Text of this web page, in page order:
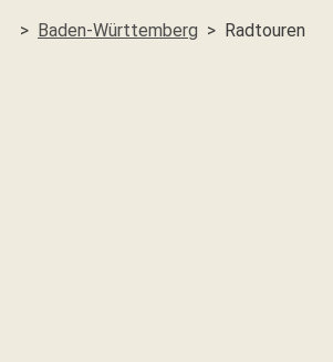
Baden-Württemberg Radtouren